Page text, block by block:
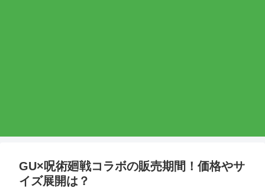
GU×呪術廻戦コラボの販売期間！価格やサ
イズ展開は？